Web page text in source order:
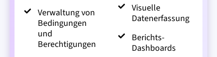
Verwaltung von
Bedingungen
und
Berechtigungen
Visuelle
Datenerfassung
Berichts-
Dashboards